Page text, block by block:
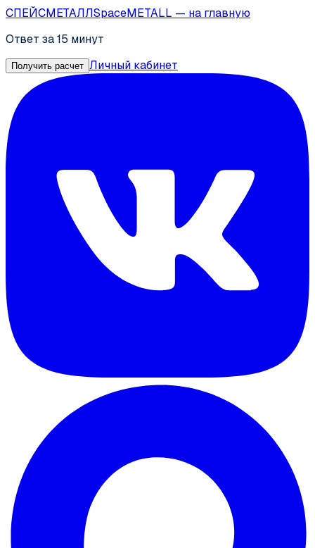
СПЕЙСМЕТАЛЛSpaceMETALL — на главную
Ответ за 15 минут
Получить расчет Личный кабинет